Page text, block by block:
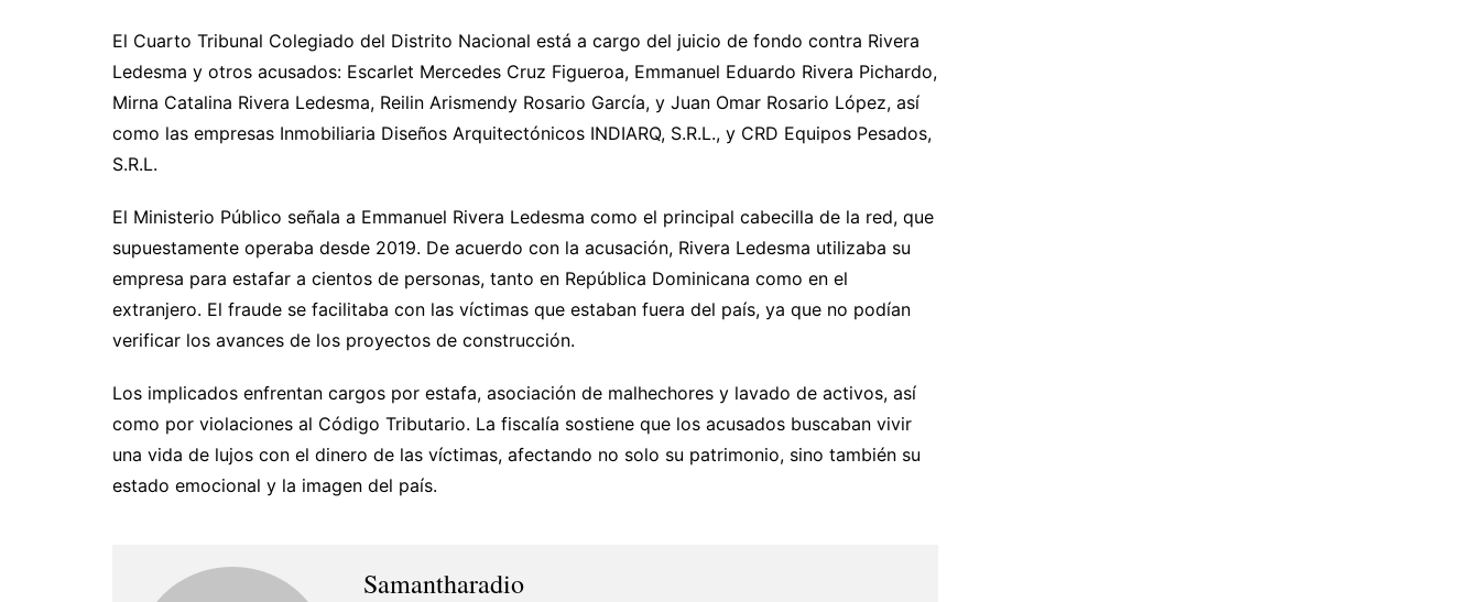
El Cuarto Tribunal Colegiado del Distrito Nacional está a cargo del juicio de fondo contra Rivera
Ledesma y otros acusados: Escarlet Mercedes Cruz Figueroa, Emmanuel Eduardo Rivera Pichardo,
Mirna Catalina Rivera Ledesma, Reilin Arismendy Rosario García, y Juan Omar Rosario López, así
como las empresas Inmobiliaria Diseños Arquitectónicos INDIARQ, S.R.L., y CRD Equipos Pesados,
S.R.L.
El Ministerio Público señala a Emmanuel Rivera Ledesma como el principal cabecilla de la red, que
supuestamente operaba desde 2019. De acuerdo con la acusación, Rivera Ledesma utilizaba su
empresa para estafar a cientos de personas, tanto en República Dominicana como en el
extranjero. El fraude se facilitaba con las víctimas que estaban fuera del país, ya que no podían
verificar los avances de los proyectos de construcción.
Los implicados enfrentan cargos por estafa, asociación de malhechores y lavado de activos, así
como por violaciones al Código Tributario. La fiscalía sostiene que los acusados buscaban vivir
una vida de lujos con el dinero de las víctimas, afectando no solo su patrimonio, sino también su
estado emocional y la imagen del país.
Samantharadio